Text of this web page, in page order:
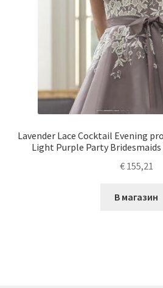
Lavender Lace Cocktail Evening
Light Purple Party
€155,21
В магазин